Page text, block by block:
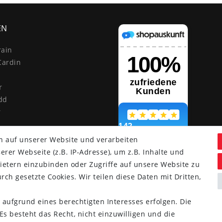
auf unserer Website und verarbeiten
Webseite (z.B. IP-Adresse), um z.B. Inhalte und
einzubinden oder Zugriffe auf unsere Website zu
gesetzte Cookies. Wir teilen diese Daten mit Dritten,
eines berechtigten Interesses erfolgen. Die
besteht das Recht, nicht einzuwilligen und die